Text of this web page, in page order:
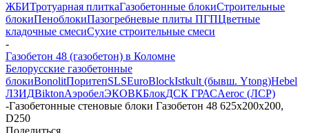
ЖБИТротуарная плиткаГазобетонные блокиСтроительные
блокиПеноблокиПазогребневые плиты ПГПЦветные
кладочные смесиСухие строительные смеси
-
Газобетон 48 (газобетон) в Коломне
Белорусские газобетонные
блокиBonolitПоритепSLSEuroBlockIstkult (бывш. Ytong)Hebel
ЛЗИДBiktonАэробелЭКОВКБлокДСК ГРАСAeroc (ЛСР)
-Газобетонные стеновые блоки Газобетон 48 625x200x200,
D250
Поделиться